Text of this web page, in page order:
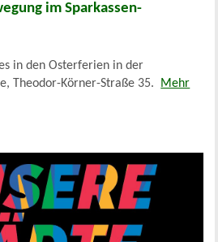
im Sparkassen-
in den Osterferien in der
Theodor-Körner-Straße 35.
Mehr